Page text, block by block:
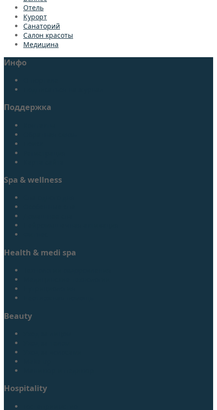
Отель
Курорт
Санаторий
Салон красоты
Медицина
Инфо
Поддержка
Spa & wellness
Health & medi spa
Beauty
Hospitality